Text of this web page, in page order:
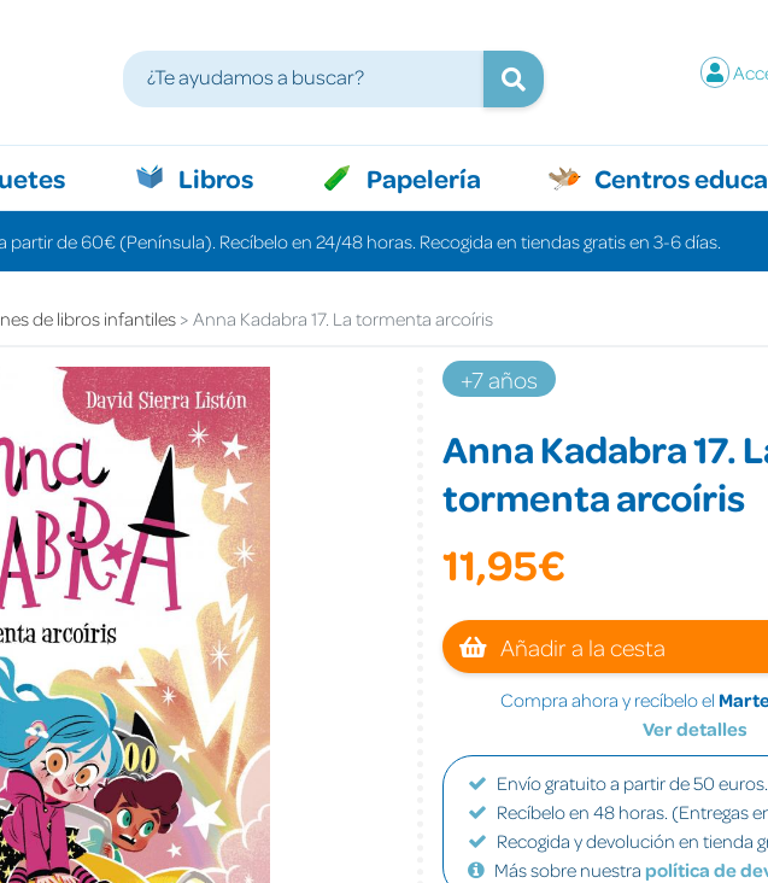
Libros Papelería Centros
partir de 60€ (Península). Recíbelo en 24/48 horas. Recogida en tiendas gratis en 3-6 días.
de libros infantiles Anna Kadabra 17. La tormenta arcoíris
+7 años
Anna Kadabra 17.
tormenta arcoíris
11,95€
Añadir a la cesta
Compra ahora y recíbelo el
Ver detalles
Envío gratuito a partir de 50 euros.
Recíbelo en 48 horas. (Entregas
Recogida y devolución en tienda
Más sobre nuestra política de